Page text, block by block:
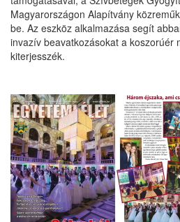
Magyarországon Alapítvány
be. Az eszköz alkalmazása segít
invazív beavatkozásokat a koszorúér
kiterjesszék.